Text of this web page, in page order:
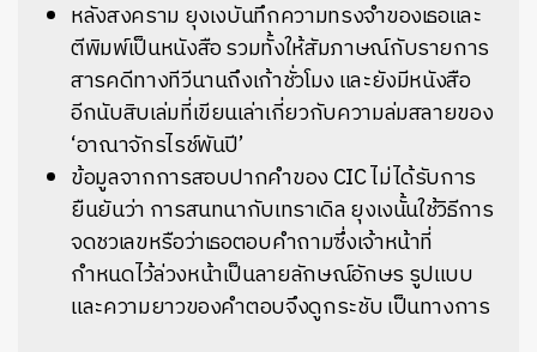
หลังสงคราม ยุงเงบันทึกความทรงจำของเธอและ
ตีพิมพ์เป็นหนังสือ รวมทั้งให้สัมภาษณ์กับรายการ
สารคดีทางทีวีนานถึงเก้าชั่วโมง และยังมีหนังสือ
อีกนับสิบเล่มที่เขียนเล่าเกี่ยวกับความล่มสลายของ
‘อาณาจักรไรช์พันปี’
ข้อมูลจากการสอบปากคำของ CIC ไม่ได้รับการ
ยืนยันว่า การสนทนากับเทราเดิล ยุงเงนั้นใช้วิธีการ
จดชวเลขหรือว่าเธอตอบคำถามซึ่งเจ้าหน้าที่
กำหนดไว้ล่วงหน้าเป็นลายลักษณ์อักษร รูปแบบ
และความยาวของคำตอบจึงดูกระชับ เป็นทางการ